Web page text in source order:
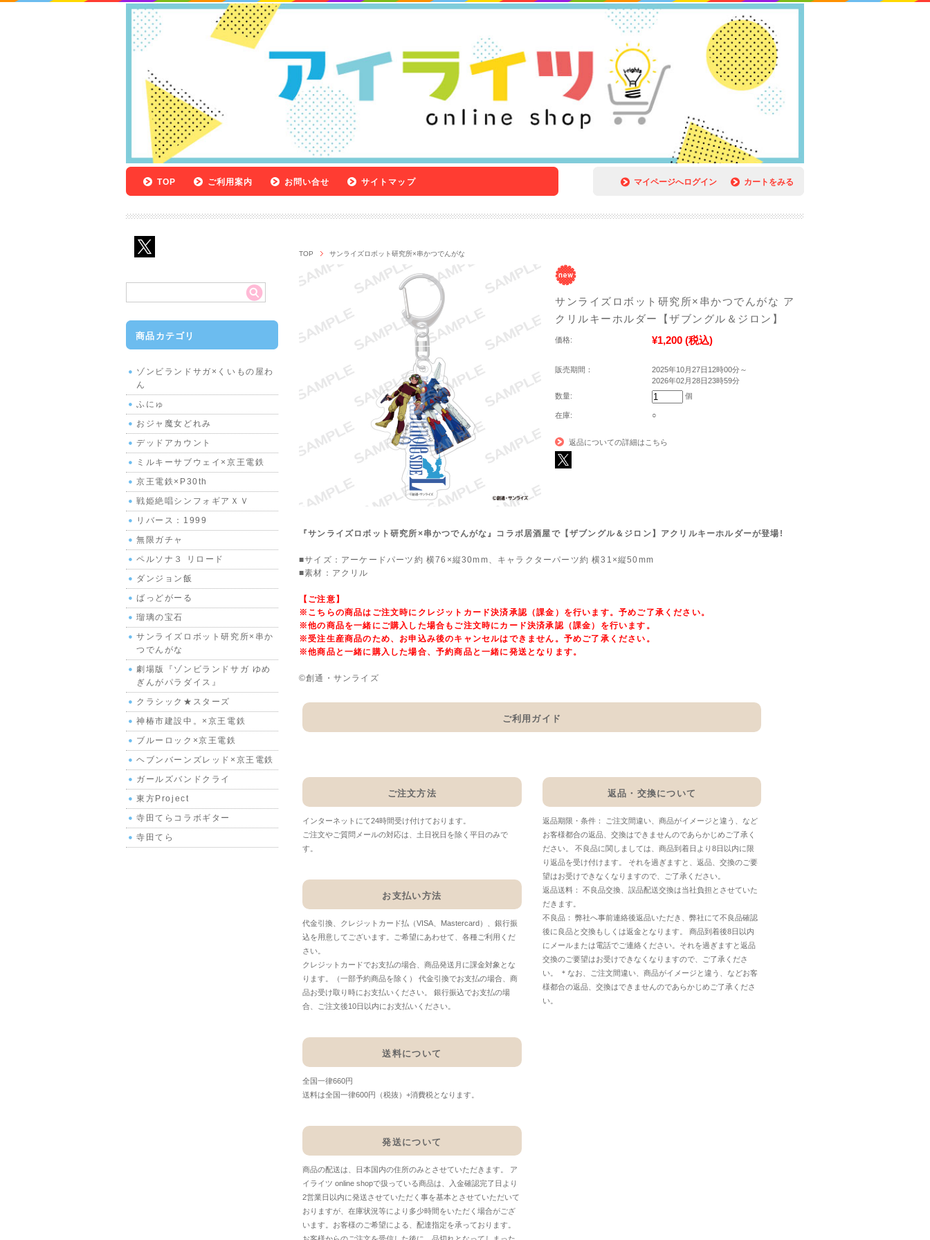
マイページへログイン カートをみる
TOP ご利用案内 お問い合せ サイトマップ
TOP サンライズロボット研究所×串かつでんがな
サンライズロボット研究所×串かつでんがな ア
クリルキーホルダー【ザブングル＆ジロン】
価格: ¥1,200 (税込)
販売期間：
2025年10月27日12時00分～
2026年02月28日23時59分
数量:
個
在庫: ○
返品についての詳細はこちら
『サンライズロボット研究所×串かつでんがな』コラボ居酒屋で【ザブングル＆ジロン】アクリルキーホルダーが登場!
■サイズ：アーケードパーツ約 横76×縦30mm、キャラクターパーツ約 横31×縦50mm
■素材：アクリル
【ご注意】
※こちらの商品はご注文時にクレジットカード決済承認（課金）を行います。予めご了承ください。
※他の商品を一緒にご購入した場合もご注文時にカード決済承認（課金）を行います。
※受注生産商品のため、お申込み後のキャンセルはできません。予めご了承ください。
※他商品と一緒に購入した場合、予約商品と一緒に発送となります。
©創通・サンライズ
ご利用ガイド
ご注文方法
インターネットにて24時間受け付けております。
ご注文やご質問メールの対応は、土日祝日を除く平日のみで
す。
お支払い方法
代金引換、クレジットカード払（VISA、Mastercard）、銀行振
込を用意してございます。ご希望にあわせて、各種ご利用くだ
さい。
クレジットカードでお支払の場合、商品発送月に課金対象とな
ります。（一部予約商品を除く） 代金引換でお支払の場合、商
品お受け取り時にお支払いください。 銀行振込でお支払の場
合、ご注文後10日以内にお支払いください。
送料について
全国一律660円
送料は全国一律600円（税抜）+消費税となります。
発送について
商品の配送は、日本国内の住所のみとさせていただきます。 ア
イライツ online shopで扱っている商品は、入金確認完了日より
2営業日以内に発送させていただく事を基本とさせていただいて
おりますが、在庫状況等により多少時間をいただく場合がござ
います。お客様のご希望による、配達指定を承っております。
返品・交換について
返品期限・条件： ご注文間違い、商品がイメージと違う、など
お客様都合の返品、交換はできませんのであらかじめご了承く
ださい。 不良品に関しましては、商品到着日より8日以内に限
り返品を受け付けます。 それを過ぎますと、返品、交換のご要
望はお受けできなくなりますので、ご了承ください。
返品送料： 不良品交換、誤品配送交換は当社負担とさせていた
だきます。
不良品： 弊社へ事前連絡後返品いただき、弊社にて不良品確認
後に良品と交換もしくは返金となります。 商品到着後8日以内
にメールまたは電話でご連絡ください。それを過ぎますと返品
交換のご要望はお受けできなくなりますので、ご了承くださ
い。 ＊なお、ご注文間違い、商品がイメージと違う、などお客
様都合の返品、交換はできませんのであらかじめご了承くださ
い。
商品カテゴリ
ゾンビランドサガ×くいもの屋わ
ん
ふにゅ
おジャ魔女どれみ
デッドアカウント
ミルキーサブウェイ×京王電鉄
京王電鉄×P30th
戦姫絶唱シンフォギアＸＶ
リバース：1999
無限ガチャ
ペルソナ３ リロード
ダンジョン飯
ばっどがーる
瑠璃の宝石
サンライズロボット研究所×串か
つでんがな
劇場版『ゾンビランドサガ ゆめ
ぎんがパラダイス』
クラシック★スターズ
神椿市建設中。×京王電鉄
ブルーロック×京王電鉄
ヘブンバーンズレッド×京王電鉄
ガールズバンドクライ
東方Project
寺田てらコラボギター
寺田てら